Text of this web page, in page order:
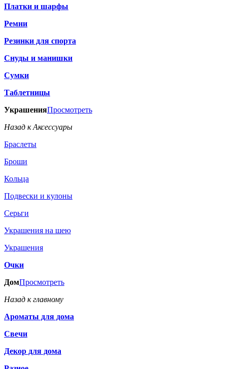
Платки и шарфы
Ремни
Резинки для спорта
Снуды и манишки
Сумки
Таблетницы
УкрашенияПросмотреть
Назад к Аксессуары
Браслеты
Броши
Кольца
Подвески и кулоны
Серьги
Украшения на шею
Украшения
Очки
ДомПросмотреть
Назад к главному
Ароматы для дома
Свечи
Декор для дома